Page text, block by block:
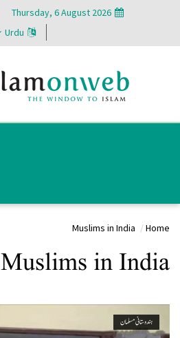
Thursday, 6 August 2026
Urdu
Home
Muslims in India
Muslims in India
ہندوستانی مسلمان